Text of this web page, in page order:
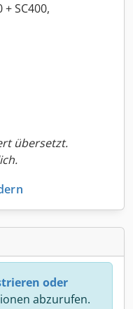
SC400,
übersetzt.
oder
abzurufen.